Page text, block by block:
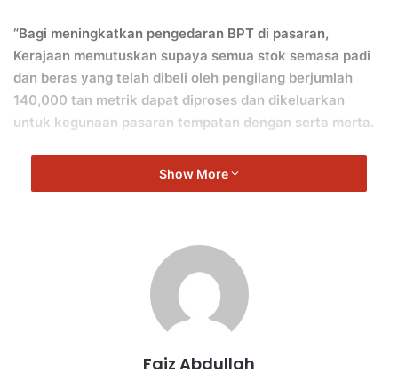
“Bagi meningkatkan pengedaran BPT di pasaran,
Kerajaan memutuskan supaya semua stok semasa padi
dan beras yang telah dibeli oleh pengilang berjumlah
140,000 tan metrik dapat diproses dan dikeluarkan
untuk kegunaan pasaran tempatan dengan serta merta.
“Justeru, Kementerian Pertanian dan Keterjaminan
Makanan akan meningkatkan penguatkuasaan melalui
“Kerajaan turut bersetuju agar semua Kontrak Kerajaan
mengguna pakai sepenuhnya BPI.
“Sehubungan itu, melalui kaedah ini, bekalan tambahan
sepenuhnya di pasaran pada April 2024,” kata Mohamad.
Show More
Faiz Abdullah